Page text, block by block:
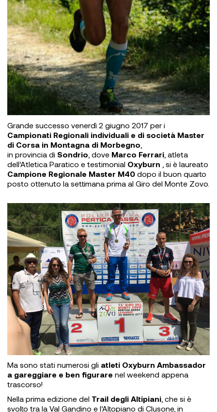
Grande successo venerdì 2 giugno 2017 per i
Campionati Regionali individuali e di società Master
di Corsa in Montagna di Morbegno
in provincia di Sondrio , dove Marco Ferrari , atleta
dell’Atletica Paratico e testimonial Oxyburn
, si è laureato
Campione Regionale Master M40 dopo il buon quarto
posto ottenuto la settimana prima al Giro del Monte Zovo.
Ma sono stati numerosi gli atleti Oxyburn Ambassador
a gareggiare e ben figurare nel weekend appena
trascorso!
Nella prima edizione del Trail degli Altipiani , che si è
svolto tra la Val Gandino e l’Altopiano di Clusone, in